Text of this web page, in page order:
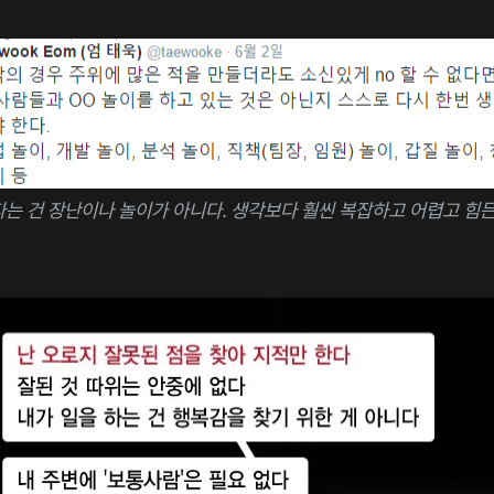
는 건 장난이나 놀이가 아니다. 생각보다 훨씬 복잡하고 어렵고 힘